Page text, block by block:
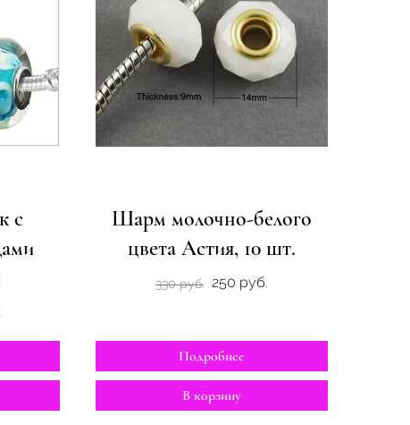
с
Шарм молочно-белого
цвета Астия, 10 шт.
330 руб. 250 руб.
Подробнее
В корзину